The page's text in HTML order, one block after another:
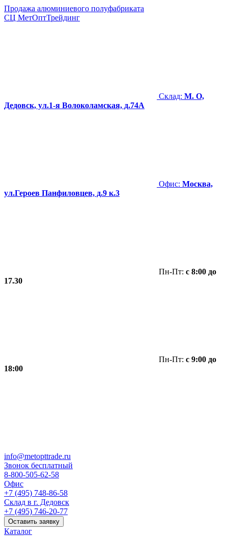
Продажа алюминиевого полуфабриката
СЦ МетОптТрейдинг
Склад: М. О,
Дедовск, ул.1-я Волоколамская, д.74А
Офис: Москва,
ул.Героев Панфиловцев, д.9 к.3
Пн-Пт: с 8:00 до
17.30
Пн-Пт: с 9:00 до
18:00
info@metopttrade.ru
Звонок бесплатный
8-800-505-62-58
Офис
+7 (495) 748-86-58
Склад в г. Дедовск
+7 (495) 746-20-77
Оставить заявку
Каталог